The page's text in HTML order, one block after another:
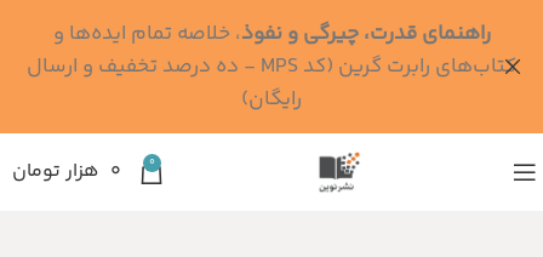
0 ۰ هزار تومان
راهنمای قدرت، چیرگی و نفوذ، خلاصه تمام ایده‌ها و
کتاب‌های رابرت گرین (کد MPS - ده درصد تخفیف و ارسال
رایگان)